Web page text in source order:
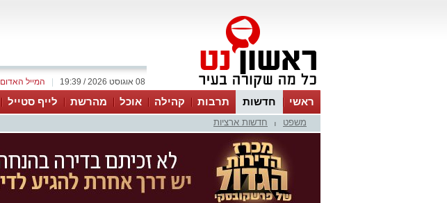
המייל האדום 08 אוגוסט 2026 / 19:39
ראשי חדשות תרבות קהילה אוכל מהרשת לייף סטייל
משפט חדשות ארציות